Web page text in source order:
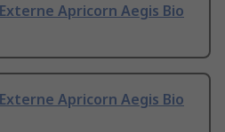
Apricorn Aegis Bio
Apricorn Aegis Bio